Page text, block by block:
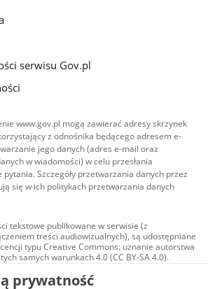
serwisu Gov.pl
www.gov.pl mogą zawierać adresy skrzynek
z odnośnika będącego adresem e-
jego danych (adres e-mail oraz
w wiadomości) w celu przesłania
pytania. Szczegóły przetwarzania danych przez
się w ich politykach przetwarzania danych
tekstowe publikowane w serwisie (z
treści audiowizualnych), są udostępniane
typu Creative Commons: uznanie autorstwa
samych warunkach 4.0 (CC BY-SA 4.0).
audiowizualne, w tym zdjęcia, materiały
i wideo, są udostępniane na licencji typu
prywatność